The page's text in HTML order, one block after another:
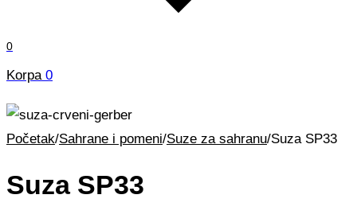
0
Korpa 0
Početak/Sahrane i pomeni/Suze za sahranu/Suza SP33
Suza SP33